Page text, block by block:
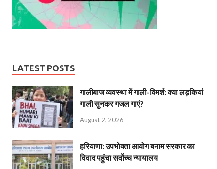
LATEST POSTS
गालीबाज व्‍यवस्‍था में गाली-विमर्श: क्या लड़कियां
गाली सुनकर गजल गाएं?
August 2, 2026
हरियाणा: उपभोक्ता आयोग बनाम सरकार का
विवाद पहुंचा सर्वोच्च न्यायालय